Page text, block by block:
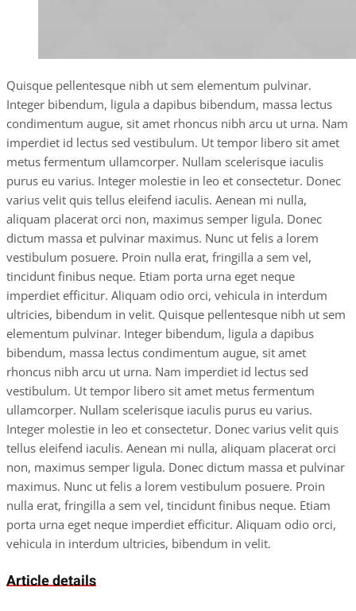
Quisque pellentesque nibh ut sem elementum pulvinar.
Integer bibendum, ligula a dapibus bibendum, massa lectus
condimentum augue, sit amet rhoncus nibh arcu ut urna. Nam
imperdiet id lectus sed vestibulum. Ut tempor libero sit amet
metus fermentum ullamcorper. Nullam scelerisque iaculis
purus eu varius. Integer molestie in leo et consectetur. Donec
varius velit quis tellus eleifend iaculis. Aenean mi nulla,
aliquam placerat orci non, maximus semper ligula. Donec
dictum massa et pulvinar maximus. Nunc ut felis a lorem
vestibulum posuere. Proin nulla erat, fringilla a sem vel,
tincidunt finibus neque. Etiam porta urna eget neque
imperdiet efficitur. Aliquam odio orci, vehicula in interdum
ultricies, bibendum in velit. Quisque pellentesque nibh ut sem
elementum pulvinar. Integer bibendum, ligula a dapibus
bibendum, massa lectus condimentum augue, sit amet
rhoncus nibh arcu ut urna. Nam imperdiet id lectus sed
vestibulum. Ut tempor libero sit amet metus fermentum
ullamcorper. Nullam scelerisque iaculis purus eu varius.
Integer molestie in leo et consectetur. Donec varius velit quis
tellus eleifend iaculis. Aenean mi nulla, aliquam placerat orci
non, maximus semper ligula. Donec dictum massa et pulvinar
maximus. Nunc ut felis a lorem vestibulum posuere. Proin
nulla erat, fringilla a sem vel, tincidunt finibus neque. Etiam
porta urna eget neque imperdiet efficitur. Aliquam odio orci,
vehicula in interdum ultricies, bibendum in velit.
Article details